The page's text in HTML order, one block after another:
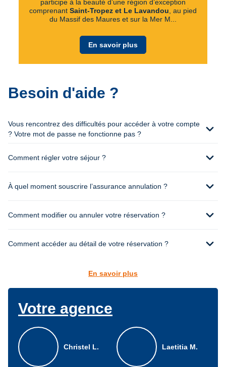
participe à la beauté d’une région d’exception
comprenant Saint-Tropez et Le Lavandou , au pied
du Massif des Maures et sur la Mer M...
En savoir plus
Besoin d'aide ?
Vous rencontrez des difficultés pour accéder à votre compte
? Votre mot de passe ne fonctionne pas ?
expand_more
Comment régler votre séjour ? expand_more
À quel moment souscrire l’assurance annulation ? expand_more
Comment modifier ou annuler votre réservation ? expand_more
Comment accéder au détail de votre réservation ? expand_more
En savoir plus
Votre agence
Christel L. Laetitia M.